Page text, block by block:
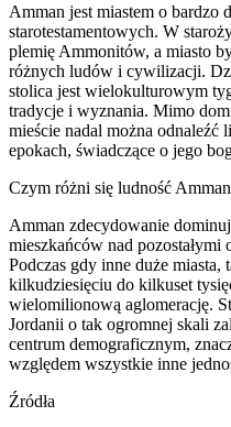
Amman jest miastem o bardzo
starotestamentowych. W
plemię Ammonitów, a miasto
różnych ludów i cywilizacji.
stolica jest wielokulturowym
tradycje i wyznania. Mimo
mieście nadal można odnaleźć
epokach, świadczące o jego
Czym różni się ludność
Amman zdecydowanie
mieszkańców nad
Podczas gdy inne duże
kilkudziesięciu do kilkuset
wielomilionową aglomerację.
Jordanii o tak ogromnej skali
centrum demograficznym,
względem wszystkie inne
Źródła